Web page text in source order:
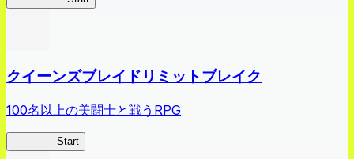
クイーンズブレイドリミットブレイク
100名以上の美闘士と戦うRPG
Start